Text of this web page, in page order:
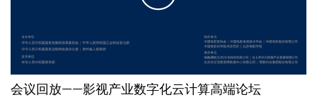
会议回放——影视产业数字化云计算高端论坛